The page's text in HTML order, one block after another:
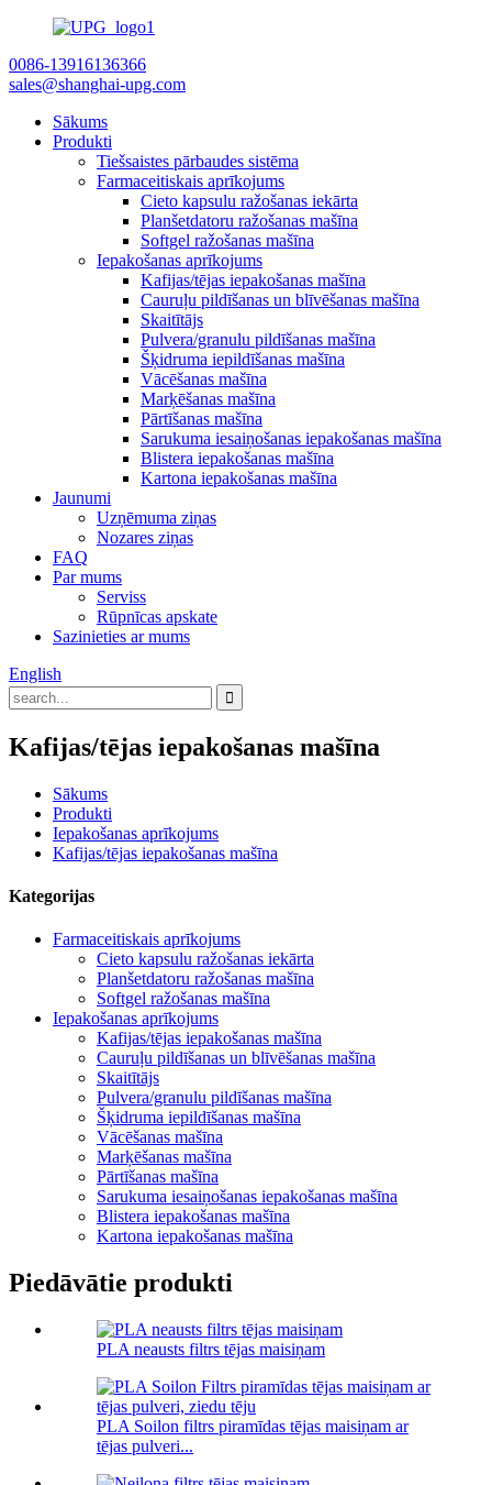
0086-13916136366
sales@shanghai-upg.com
Sākums
Produkti
Tiešsaistes pārbaudes sistēma
Farmaceitiskais aprīkojums
Cieto kapsulu ražošanas iekārta
Planšetdatoru ražošanas mašīna
Softgel ražošanas mašīna
Iepakošanas aprīkojums
Kafijas/tējas iepakošanas mašīna
Cauruļu pildīšanas un blīvēšanas mašīna
Skaitītājs
Pulvera/granulu pildīšanas mašīna
Šķidruma iepildīšanas mašīna
Vācēšanas mašīna
Marķēšanas mašīna
Pārtīšanas mašīna
Sarukuma iesaiņošanas iepakošanas mašīna
Blistera iepakošanas mašīna
Kartona iepakošanas mašīna
Jaunumi
Uzņēmuma ziņas
Nozares ziņas
FAQ
Par mums
Serviss
Rūpnīcas apskate
Sazinieties ar mums
English
Kafijas/tējas iepakošanas mašīna
Sākums
Produkti
Iepakošanas aprīkojums
Kafijas/tējas iepakošanas mašīna
Kategorijas
Farmaceitiskais aprīkojums
Cieto kapsulu ražošanas iekārta
Planšetdatoru ražošanas mašīna
Softgel ražošanas mašīna
Iepakošanas aprīkojums
Kafijas/tējas iepakošanas mašīna
Cauruļu pildīšanas un blīvēšanas mašīna
Skaitītājs
Pulvera/granulu pildīšanas mašīna
Šķidruma iepildīšanas mašīna
Vācēšanas mašīna
Marķēšanas mašīna
Pārtīšanas mašīna
Sarukuma iesaiņošanas iepakošanas mašīna
Blistera iepakošanas mašīna
Kartona iepakošanas mašīna
Piedāvātie produkti
PLA neausts filtrs tējas maisiņam
PLA Soilon filtrs piramīdas tējas maisiņam ar
tējas pulveri...